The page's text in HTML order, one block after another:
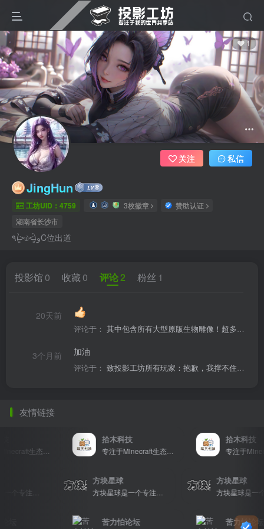
1
JingHun
工坊UID：4759 3枚徽章
赞助认证
湖南省长沙市
٩(˃̶͈̀௰˂̶͈́)وC位出道
关注 私信
投影馆 0 收藏 0 评论2 粉丝 1
20天前
评论于： 其中包含所有大型原版生物雕像！超多大型建筑 大小原因，只能放出一部分图片 超实惠，投影整合
3个月前 加油
评论于： 致投影工坊所有玩家：抱歉，我撑不住了！
友情链接
专注于Minecraft生态建设
拾木科技
专注于Minecraft生态建设
拾木科技
方块星球 方块星球
苦力怕论坛 苦力怕论坛